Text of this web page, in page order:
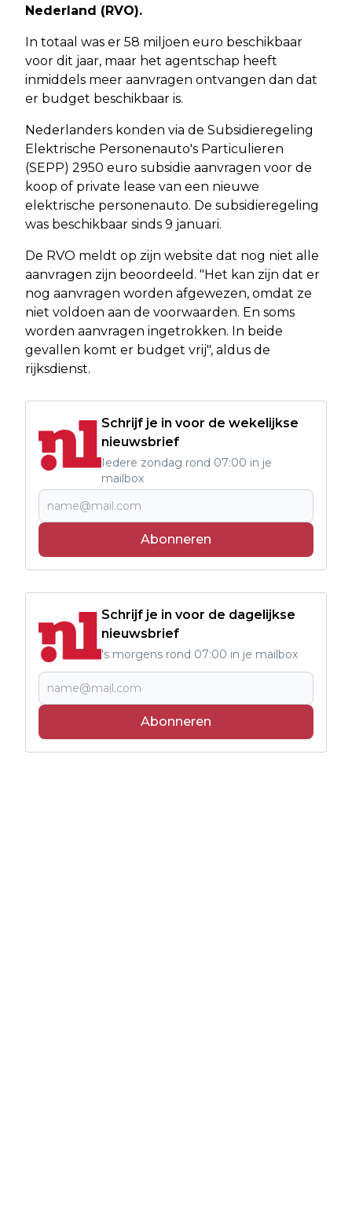
Nederland (RVO).
In totaal was er 58 miljoen euro beschikbaar
voor dit jaar, maar het agentschap heeft
inmiddels meer aanvragen ontvangen dan dat
er budget beschikbaar is.
Nederlanders konden via de Subsidieregeling
Elektrische Personenauto's Particulieren
(SEPP) 2950 euro subsidie aanvragen voor de
koop of private lease van een nieuwe
elektrische personenauto. De subsidieregeling
was beschikbaar sinds 9 januari.
De RVO meldt op zijn website dat nog niet alle
aanvragen zijn beoordeeld. "Het kan zijn dat er
nog aanvragen worden afgewezen, omdat ze
niet voldoen aan de voorwaarden. En soms
worden aanvragen ingetrokken. In beide
gevallen komt er budget vrij", aldus de
rijksdienst.
Schrijf je in voor de wekelijkse
nieuwsbrief
Iedere zondag rond 07:00 in je
mailbox
Abonneren
Schrijf je in voor de dagelijkse
nieuwsbrief
's morgens rond 07:00 in je mailbox
Abonneren